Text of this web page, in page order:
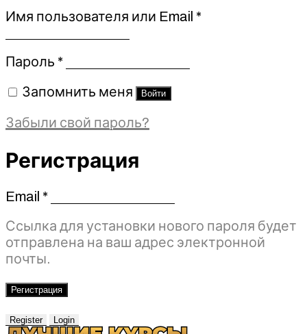
Имя пользователя или Email *Обязательно
Пароль *Обязательно
Запомнить меня Войти
Забыли свой пароль?
Регистрация
Email *Обязательно
Ссылка для установки нового пароля будет
отправлена ​​на ваш адрес электронной
почты.
Регистрация
Register Login